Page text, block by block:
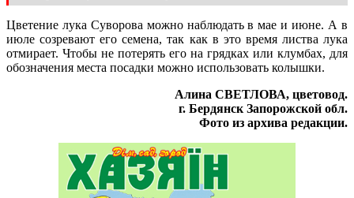
Цветение лука Суворова можно наблюдать в мае и июне. А в
июле созревают его семена, так как в это время листва лука
отмирает. Чтобы не потерять его на грядках или клумбах, для
обозначения места посадки можно использовать колышки.
Алина СВЕТЛОВА, цветовод.
г. Бердянск Запорожской обл.
Фото из архива редакции.